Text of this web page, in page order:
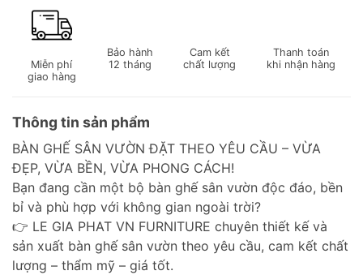
Miễn phí
giao hàng
Bảo hành
12 tháng
Cam kết
chất lượng
Thanh toán
khi nhận hàng
Thông tin sản phẩm
BÀN GHẾ SÂN VƯỜN ĐẶT THEO YÊU CẦU – VỪA
ĐẸP, VỪA BỀN, VỪA PHONG CÁCH!
Bạn đang cần một bộ bàn ghế sân vườn độc đáo, bền
bỉ và phù hợp với không gian ngoài trời?
👉 LE GIA PHAT VN FURNITURE chuyên thiết kế và
sản xuất bàn ghế sân vườn theo yêu cầu, cam kết chất
lượng – thẩm mỹ – giá tốt.